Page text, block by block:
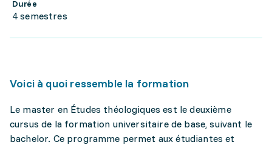
Durée
4 semestres
Voici à quoi ressemble la formation
Le master en Études théologiques est le deuxième
cursus de la formation universitaire de base, suivant le
bachelor. Ce programme permet aux étudiantes et